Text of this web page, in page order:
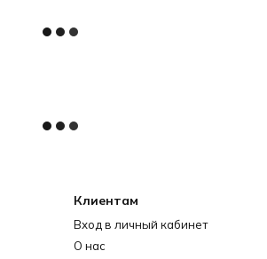
Клиентам
Вход в личный кабинет
О нас